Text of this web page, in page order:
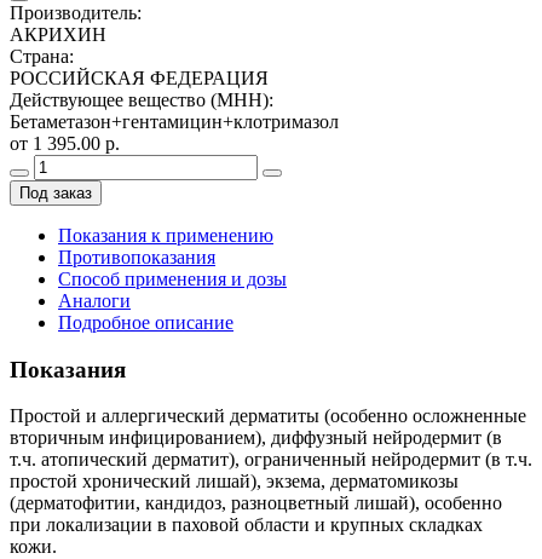
Производитель:
АКРИХИН
Страна:
РОССИЙСКАЯ ФЕДЕРАЦИЯ
Действующее вещество (МНН):
Бетаметазон+гентамицин+клотримазол
от 1 395.00 р.
Под заказ
Показания к применению
Противопоказания
Способ применения и дозы
Аналоги
Подробное описание
Показания
Простой и аллергический дерматиты (особенно осложненные
вторичным инфицированием), диффузный нейродермит (в
т.ч. атопический дерматит), ограниченный нейродермит (в т.ч.
простой хронический лишай), экзема, дерматомикозы
(дерматофитии, кандидоз, разноцветный лишай), особенно
при локализации в паховой области и крупных складках
кожи.